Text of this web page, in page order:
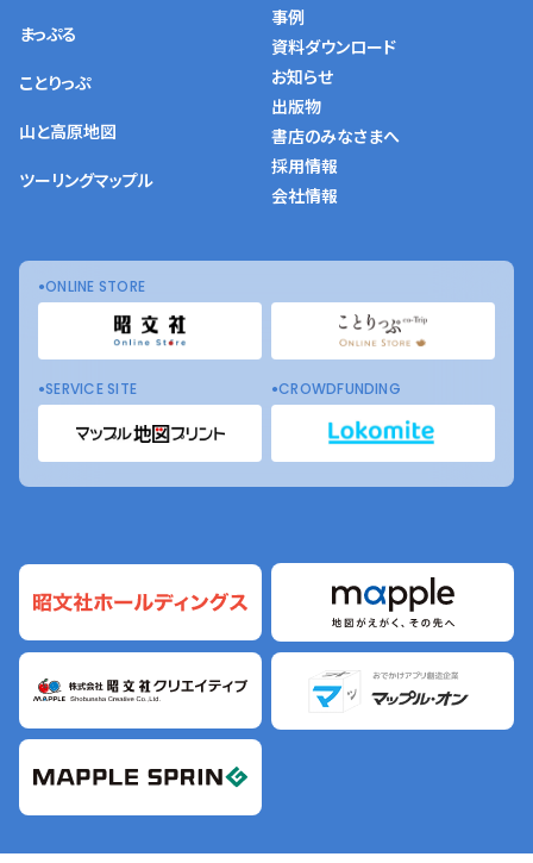
まっぷる
ことりっぷ
山と高原地図
ツーリングマップル
事例
資料ダウンロード
お知らせ
出版物
書店のみなさまへ
採用情報
会社情報
ONLINE STORE
SERVICE SITE CROWDFUNDING